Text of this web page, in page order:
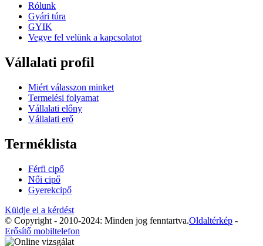
Rólunk
Gyári túra
GYIK
Vegye fel velünk a kapcsolatot
Vállalati profil
Miért válasszon minket
Termelési folyamat
Vállalati előny
Vállalati erő
Terméklista
Férfi cipő
Női cipő
Gyerekcipő
Küldje el a kérdést
© Copyright - 2010-2024: Minden jog fenntartva.Oldaltérkép -
Erősítő mobiltelefon